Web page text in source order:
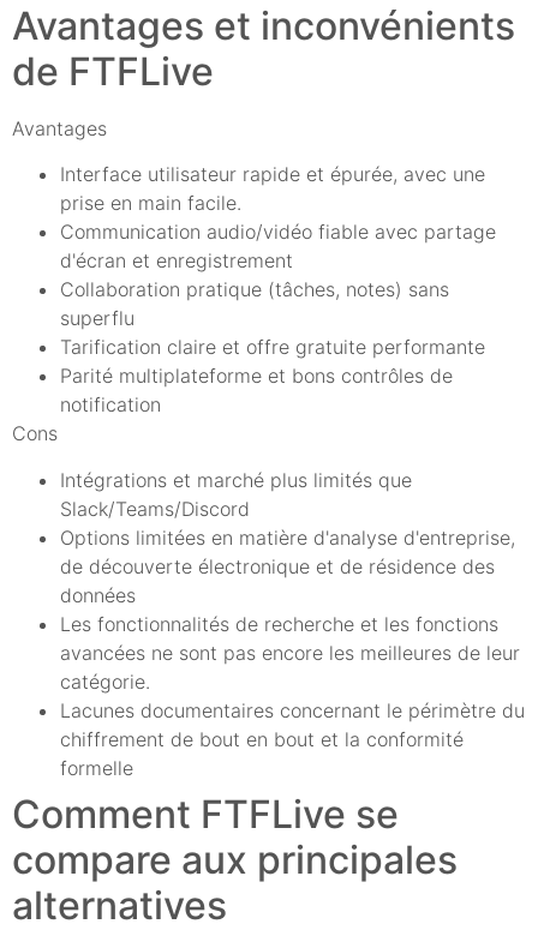
Avantages et inconvénients
de FTFLive
Avantages
Interface utilisateur rapide et épurée, avec une
prise en main facile.
Communication audio/vidéo fiable avec partage
d'écran et enregistrement
Collaboration pratique (tâches, notes) sans
superflu
Tarification claire et offre gratuite performante
Parité multiplateforme et bons contrôles de
notification
Cons
Intégrations et marché plus limités que
Slack/Teams/Discord
Options limitées en matière d'analyse d'entreprise,
de découverte électronique et de résidence des
données
Les fonctionnalités de recherche et les fonctions
avancées ne sont pas encore les meilleures de leur
catégorie.
Lacunes documentaires concernant le périmètre du
chiffrement de bout en bout et la conformité
formelle
Comment FTFLive se
compare aux principales
alternatives